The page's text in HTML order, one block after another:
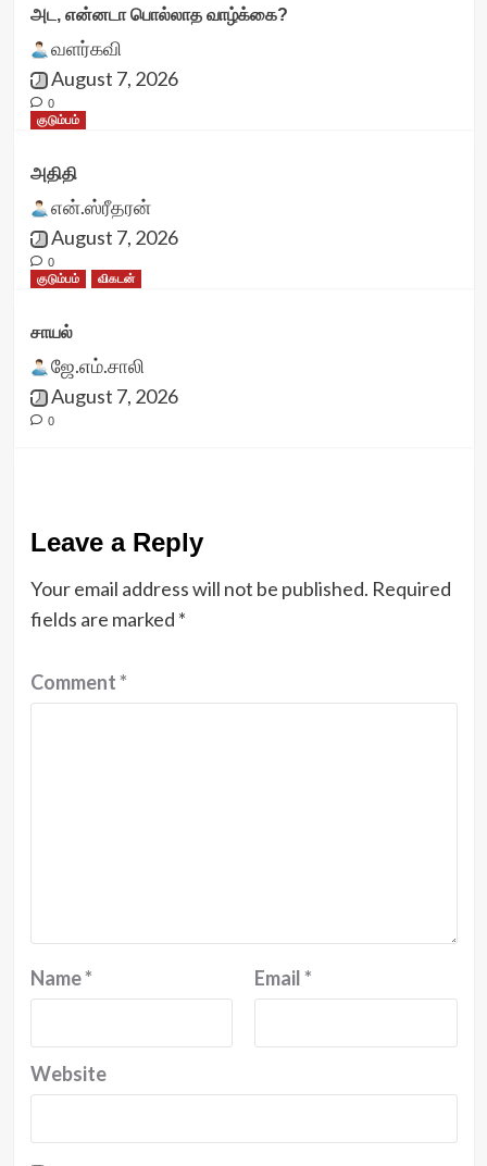
அட, என்னடா பொல்லாத வாழ்க்கை?
வளர்கவி
August 7, 2026
0
குடும்பம்
அதிதி
என்.ஸ்ரீதரன்
August 7, 2026
0
குடும்பம்
விகடன்
சாயல்
ஜே.எம்.சாலி
August 7, 2026
0
Leave a Reply
Your email address will not be published. Required
fields are marked *
Comment*
Name* Email*
Website